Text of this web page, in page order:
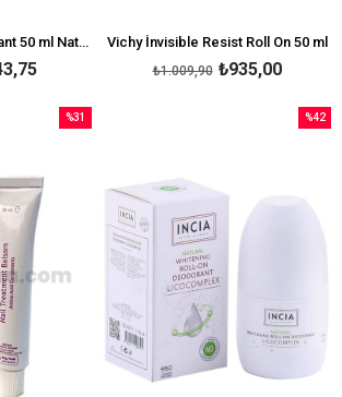
İncia Roll On Deodorant 50 ml Natural For Men Vichy İnvisible Resist Roll On 50 ml
₺935,00
₺1.009,90
%31
%42